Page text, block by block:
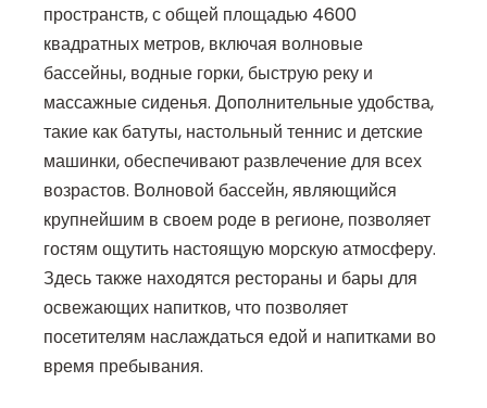
пространств, с общей площадью 4600
квадратных метров, включая волновые
бассейны, водные горки, быструю реку и
массажные сиденья. Дополнительные удобства,
такие как батуты, настольный теннис и детские
машинки, обеспечивают развлечение для всех
возрастов. Волновой бассейн, являющийся
крупнейшим в своем роде в регионе, позволяет
гостям ощутить настоящую морскую атмосферу.
Здесь также находятся рестораны и бары для
освежающих напитков, что позволяет
посетителям наслаждаться едой и напитками во
время пребывания.